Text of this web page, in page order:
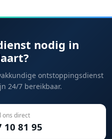
nodig in
ontstoppingsdienst
24/7 bereikbaar.
ons direct
10 81 95